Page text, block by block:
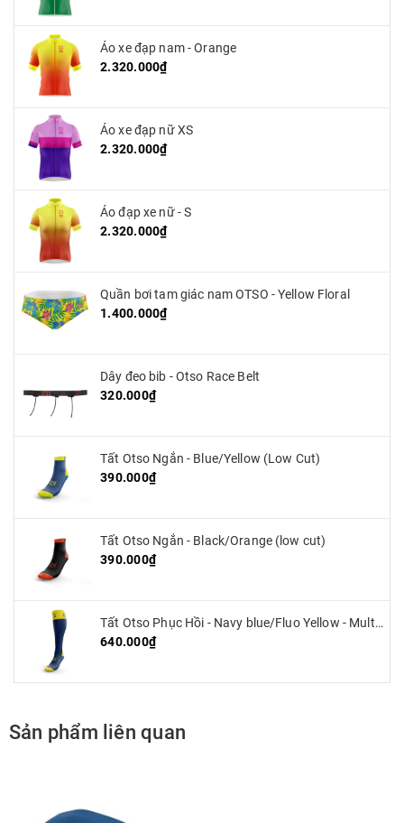
Áo xe đạp nam - Orange
2.320.000₫
Áo xe đạp nữ XS
2.320.000₫
Áo đạp xe nữ - S
2.320.000₫
Quần bơi tam giác nam OTSO - Yellow Floral
1.400.000₫
Dây đeo bib - Otso Race Belt
320.000₫
Tất Otso Ngắn - Blue/Yellow (Low Cut)
390.000₫
Tất Otso Ngắn - Black/Orange (low cut)
390.000₫
Tất Otso Phục Hồi - Navy blue/Fluo Yellow - Multisport Recovery
640.000₫
Sản phẩm liên quan